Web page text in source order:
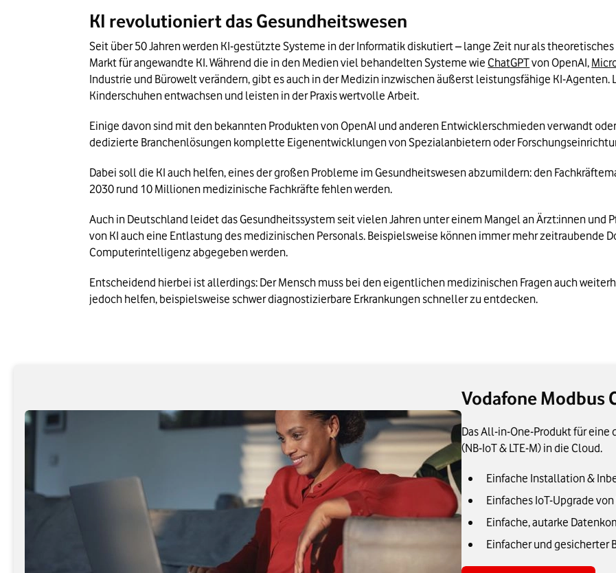
KI revolutioniert das Gesundheitswesen
Seit über 50 Jahren werden KI-gestützte Systeme in der Informatik diskutiert – lange Zeit nur als
Markt für angewandte KI. Während die in den Medien viel behandelten Systeme wie ChatGPT von OpenAI,
Industrie und Bürowelt verändern, gibt es auch in der Medizin inzwischen äußerst leistungsfähige KI-Agenten.
Kinderschuhen entwachsen und leisten in der Praxis wertvolle Arbeit.
Einige davon sind mit den bekannten Produkten von OpenAI und anderen Entwicklerschmieden verwandt
dedizierte Branchenlösungen komplette Eigenentwicklungen von Spezialanbietern oder
Dabei soll die KI auch helfen, eines der großen Probleme im Gesundheitswesen abzumildern: den
2030 rund 10 Millionen medizinische Fachkräfte fehlen werden.
Auch in Deutschland leidet das Gesundheitssystem seit vielen Jahren unter einem Mangel an Ärzt:innen und
von KI auch eine Entlastung des medizinischen Personals. Beispielsweise können immer mehr zeitraubende
Computerintelligenz abgegeben werden.
Entscheidend hierbei ist allerdings: Der Mensch muss bei den eigentlichen medizinischen Fragen auch
jedoch helfen, beispielsweise schwer diagnostizierbare Erkrankungen schneller zu entdecken.
Vodafone Modbus
Das All-in-One-Produkt für eine
(NB-IoT & LTE-M) in die Cloud.
Einfache Installation &
Einfaches IoT-Upgrade
Einfache, autarke
Einfacher und gesicherter